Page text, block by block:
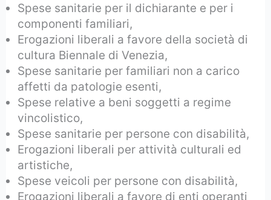
Spese sanitarie per il dichiarante e per i
componenti familiari,
Erogazioni liberali a favore della società di
cultura Biennale di Venezia,
Spese sanitarie per familiari non a carico
affetti da patologie esenti,
Spese relative a beni soggetti a regime
vincolistico,
Spese sanitarie per persone con disabilità,
Erogazioni liberali per attività culturali ed
artistiche,
Spese veicoli per persone con disabilità,
Erogazioni liberali a favore di enti operanti